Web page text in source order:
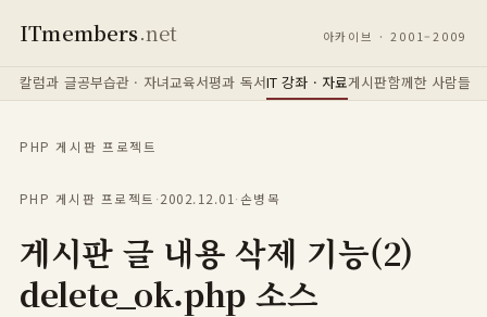
ITmembers.net 아카이브 · 2001–2009
칼럼과 글공부습관 · 자녀교육서평과 독서IT 강좌 · 자료게시판함께한 사람들
PHP 게시판 프로젝트
PHP 게시판 프로젝트 ·2002.12.01 ·손병목
게시판 글 내용 삭제 기능(2)
delete_ok.php 소스